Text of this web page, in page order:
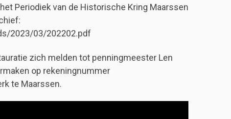
Periodiek van de Historische Kring Maarssen
2023/03/202202.pdf
zich melden tot penningmeester Len
op rekeningnummer
te Maarssen.